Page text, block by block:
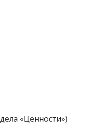
«Ценности»)